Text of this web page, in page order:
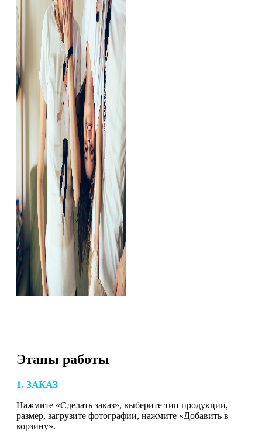
Этапы работы
1. ЗАКАЗ
Нажмите «Сделать заказ», выберите тип продукции,
размер, загрузите фотографии, нажмите «Добавить в
корзину».